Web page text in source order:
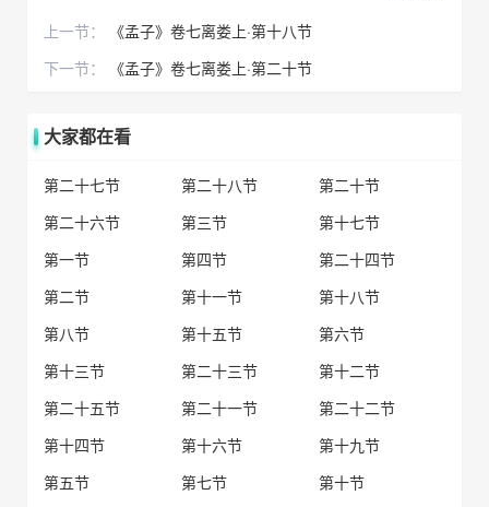
上一节：
《孟子》卷七离娄上·第十八节
下一节：
《孟子》卷七离娄上·第二十节
大家都在看
第二十七节 第二十八节
第二十节
第二十六节
第三节
第十七节
第一节
第四节
第二十四节
第二节
第十一节
第十八节
第八节
第十五节
第六节
第十三节
第二十三节
第十二节
第二十五节
第二十一节
第二十二节
第十四节
第十六节
第十九节
第五节
第七节
第十节